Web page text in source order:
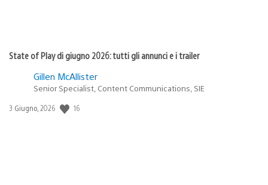
State of Play di giugno 2026: tutti gli annunci e i trailer
Gillen McAllister
Senior Specialist, Content Communications, SIE
Data
3 Giugno, 2026 16